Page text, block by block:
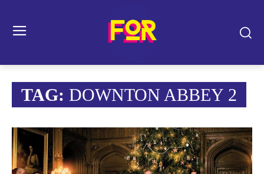
TAG: DOWNTON ABBEY 2